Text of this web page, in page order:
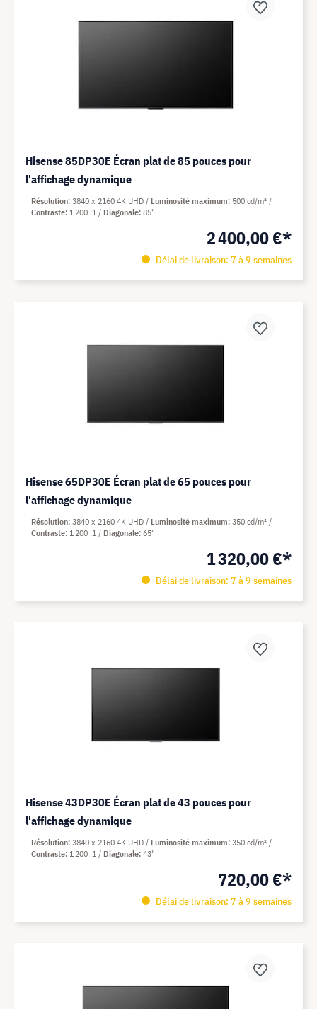
Hisense 85DP30E Écran plat de 85 pouces pour
l'affichage dynamique
2 400,00 €*
Délai de livraison: 7 à 9 semaines
Résolution 3840 x 2160 4K UHD Luminosité maximum 500 cd/m²
Contraste 1 200 :1 Diagonale 85"
Hisense 65DP30E Écran plat de 65 pouces pour
l'affichage dynamique
1 320,00 €*
Délai de livraison: 7 à 9 semaines
Résolution 3840 x 2160 4K UHD Luminosité maximum 350 cd/m²
Contraste 1 200 :1 Diagonale 65"
Hisense 43DP30E Écran plat de 43 pouces pour
l'affichage dynamique
720,00 €*
Délai de livraison: 7 à 9 semaines
Résolution 3840 x 2160 4K UHD Luminosité maximum 350 cd/m²
Contraste 1 200 :1 Diagonale 43"